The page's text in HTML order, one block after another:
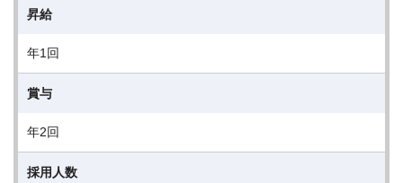
昇給
年1回
賞与
年2回
採用人数